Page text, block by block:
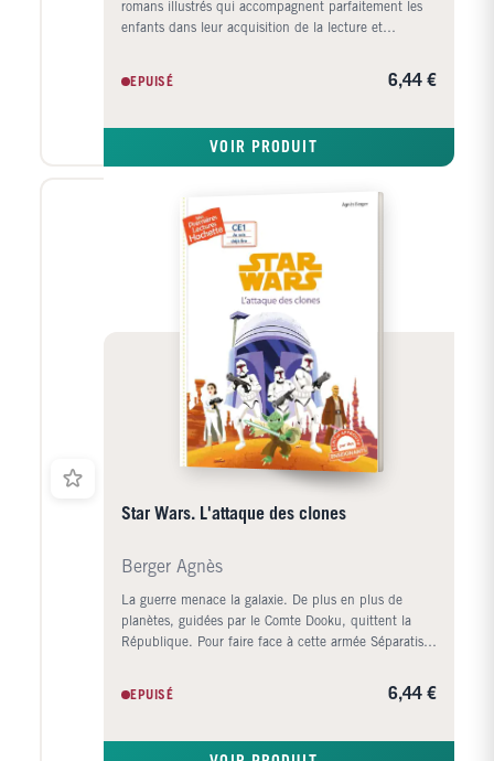
romans illustrés qui accompagnent parfaitement les
enfants dans leur acquisition de la lecture et
lionceau qui rêve d’aventure. Mais à la suite d’un
grave accident, il se retrouve exilé loin de la terre des
EPUISÉ 6,44 €
VOIR PRODUIT
Star Wars. L'attaque des clones
Berger Agnès
La guerre menace la galaxie. De plus en plus de
planètes, guidées par le Comte Dooku, quittent la
République. Pour faire face à cette armée Séparatiste
d'une armée de clones. Afin d'assurer la protection
de la sénatrice Padmé Amidala, dont le vote sera
EPUISÉ 6,44 €